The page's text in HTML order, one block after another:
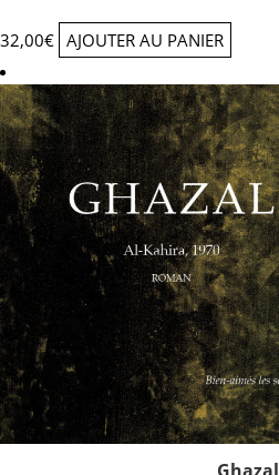
32,00€ AJOUTER AU PANIER